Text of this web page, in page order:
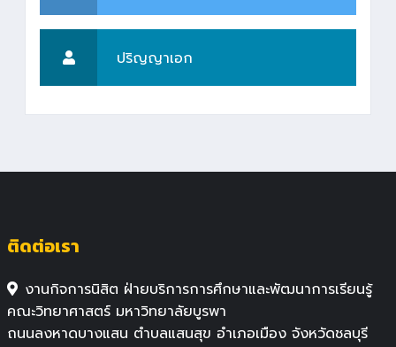
ปริญญาเอก
ติดต่อเรา
งานกิจการนิสิต ฝ่ายบริการการศึกษาและพัฒนาการเรียนรู้
คณะวิทยาศาสตร์ มหาวิทยาลัยบูรพา
ถนนลงหาดบางแสน ตำบลแสนสุข อำเภอเมือง จังหวัดชลบุรี